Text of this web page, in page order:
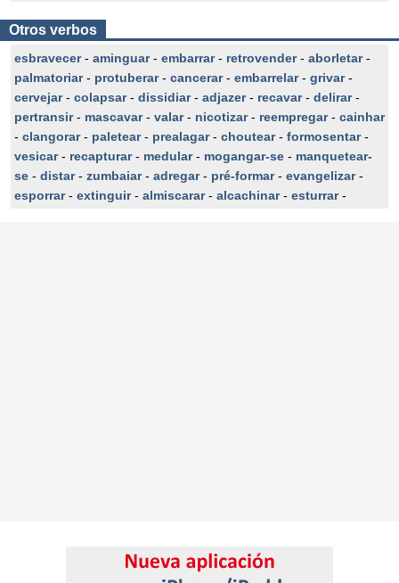
Otros verbos
esbravecer- aminguar- embarrar- retrovender- aborletar-
palmatoriar- protuberar- cancerar- embarrelar- grivar-
cervejar- colapsar- dissidiar- adjazer- recavar- delirar-
pertransir- mascavar- valar- nicotizar- reempregar- cainhar
- clangorar- paletear- prealagar- choutear- formosentar-
vesicar- recapturar- medular- mogangar-se - manquetear-
se - distar- zumbaiar- adregar- pré-formar- evangelizar-
esporrar- extinguir- almiscarar- alcachinar- esturrar-